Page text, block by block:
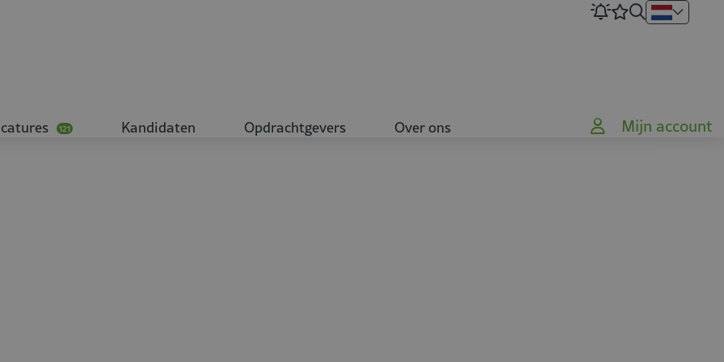
121 Kandidaten Opdrachtgevers Over ons Mijn account